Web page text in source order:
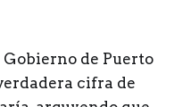
de Puerto
cifra de